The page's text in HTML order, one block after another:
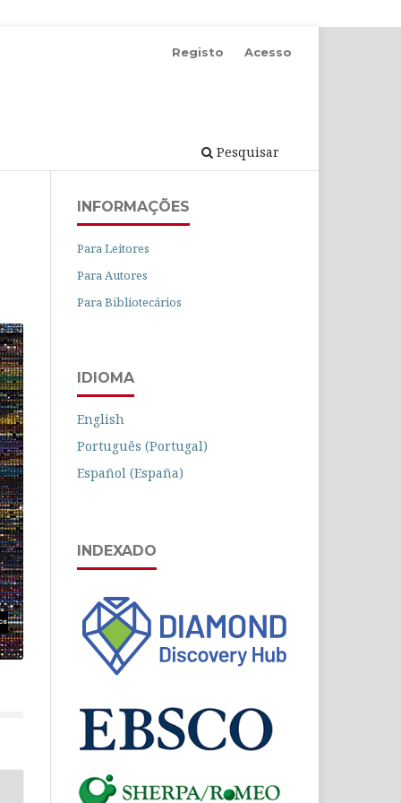
Pesquisar
Registo Acesso
INFORMAÇÕES
Para Leitores
Para Autores
Para Bibliotecários
IDIOMA
English
Português (Portugal)
Español (España)
INDEXADO